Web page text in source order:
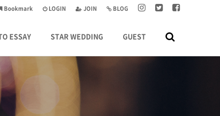
BLOG
JOIN
LOGIN
Bookmark
ESSAY STAR WEDDING GUEST